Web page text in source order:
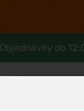
Objednávky do